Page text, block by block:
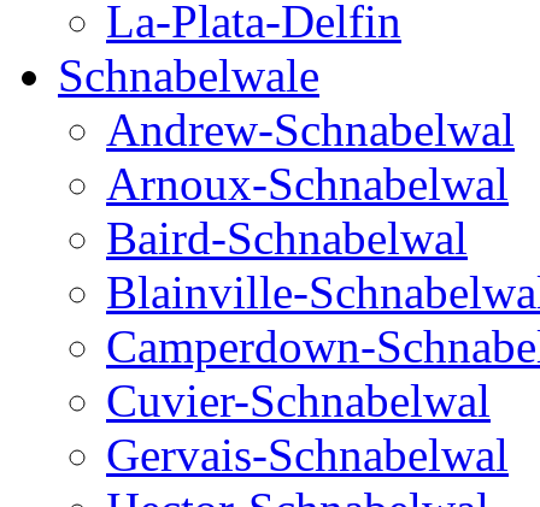
La-Plata-Delfin
Schnabelwale
Andrew-Schnabelwal
Arnoux-Schnabelwal
Baird-Schnabelwal
Blainville-
Camperdown-
Cuvier-Schnabelwal
Gervais-Schnabelwal